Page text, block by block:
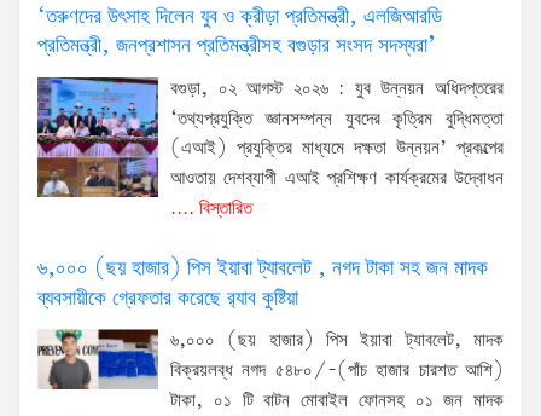
‘তরুণদের উৎসাহ দিলেন যুব ও ক্রীড়া প্রতিমন্ত্রী, এলজিআরডি
প্রতিমন্ত্রী, জনপ্রশাসন প্রতিমন্ত্রীসহ বগুড়ার সংসদ সদস্যরা’
বগুড়া, ০২ আগস্ট ২০২৬ : যুব উন্নয়ন অধিদপ্তরের
‘তথ্যপ্রযুক্তি জ্ঞানসম্পন্ন যুবদের কৃত্রিম বুদ্ধিমত্তা
(এআই) প্রযুক্তির মাধ্যমে দক্ষতা উন্নয়ন’ প্রকল্পের
আওতায় দেশব্যাপী এআই প্রশিক্ষণ কার্যক্রমের উদ্বোধন
.... বিস্তারিত
৬,০০০ (ছয় হাজার) পিস ইয়াবা ট্যাবলেট , নগদ টাকা সহ জন মাদক
ব্যবসায়ীকে গ্রেফতার করেছে র‌্যাব কুষ্টিয়া
৬,০০০ (ছয় হাজার) পিস ইয়াবা ট্যাবলেট, মাদক
বিক্রয়লব্ধ নগদ ৫৪৮০/-(পাঁচ হাজার চারশত আশি)
টাকা, ০১ টি বাটন মোবাইল ফোনসহ ০১ জন মাদক